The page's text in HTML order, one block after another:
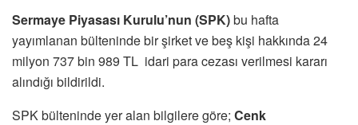
Sermaye Piyasası Kurulu’nun (SPK)bu hafta
yayımlanan bülteninde bir şirket ve beş kişi hakkında 24
milyon 737 bin 989 TL idari para cezası verilmesi kararı
alındığı bildirildi.
SPK bülteninde yer alan bilgilere göre; Cenk